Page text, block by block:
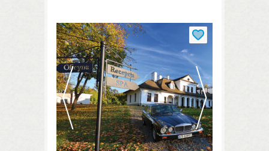
Moje údaje
Moje rezervace
Moje produkty
Oblíbené hotely
Moje zaměření